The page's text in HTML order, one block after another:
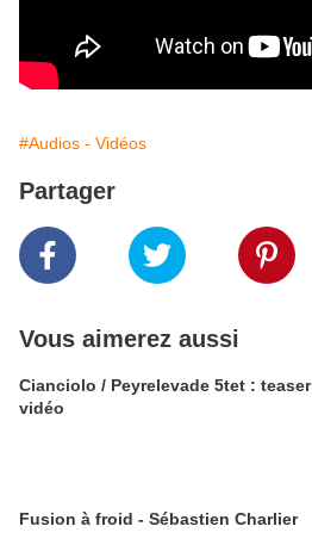
#Audios - Vidéos
Partager
Vous aimerez aussi
Cianciolo / Peyrelevade 5tet : teaser
vidéo
Fusion à froid - Sébastien Charlier